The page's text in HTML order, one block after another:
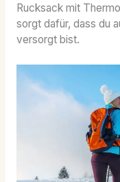
Rucksack mit
sorgt dafür, dass du
versorgt bist.